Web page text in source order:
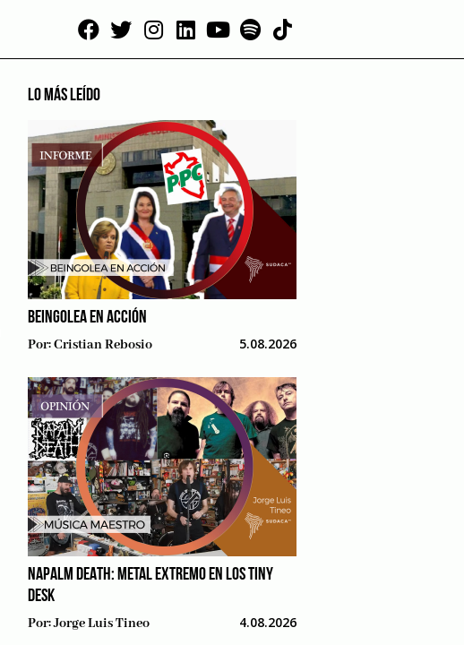
LO MÁS LEÍDO
BEINGOLEA EN ACCIÓN
Por:Cristian Rebosio 5.08.2026
NAPALM DEATH: METAL EXTREMO EN LOS TINY
DESK
Por:Jorge Luis Tineo 4.08.2026